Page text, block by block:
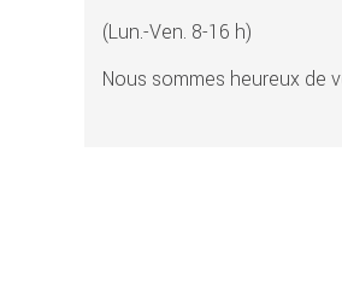
(Lun.-Ven. 8-16 h)
Nous sommes heureux de